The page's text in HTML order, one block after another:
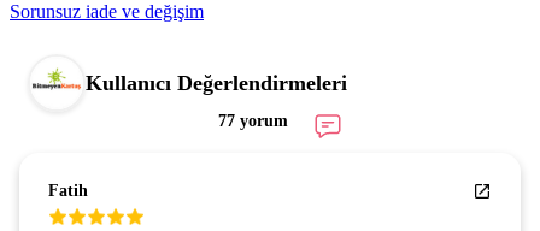
Sorunsuz iade ve değişim
Kullanıcı Değerlendirmeleri
77 yorum
Fatih